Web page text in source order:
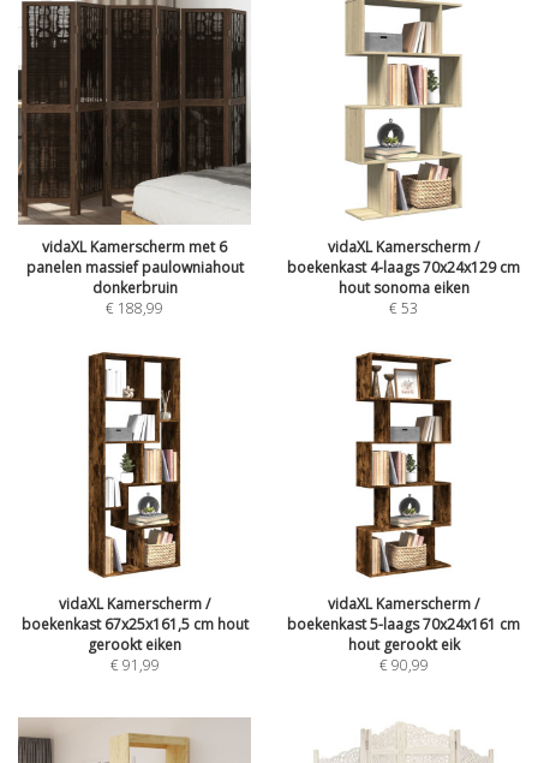
vidaXL Kamerscherm met 6
panelen massief paulowniahout
donkerbruin
€ 188,99
vidaXL Kamerscherm /
boekenkast 4-laags 70x24x129 cm
hout sonoma eiken
€53
vidaXL Kamerscherm /
boekenkast 67x25x161,5 cm hout
gerookt eiken
€91,99
vidaXL Kamerscherm /
boekenkast 5-laags 70x24x161 cm
hout gerookt eik
€90,99